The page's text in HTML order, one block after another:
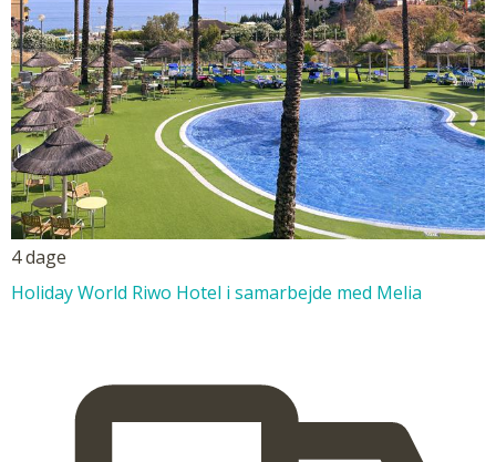
4 dage
Holiday World Riwo Hotel i samarbejde med Melia